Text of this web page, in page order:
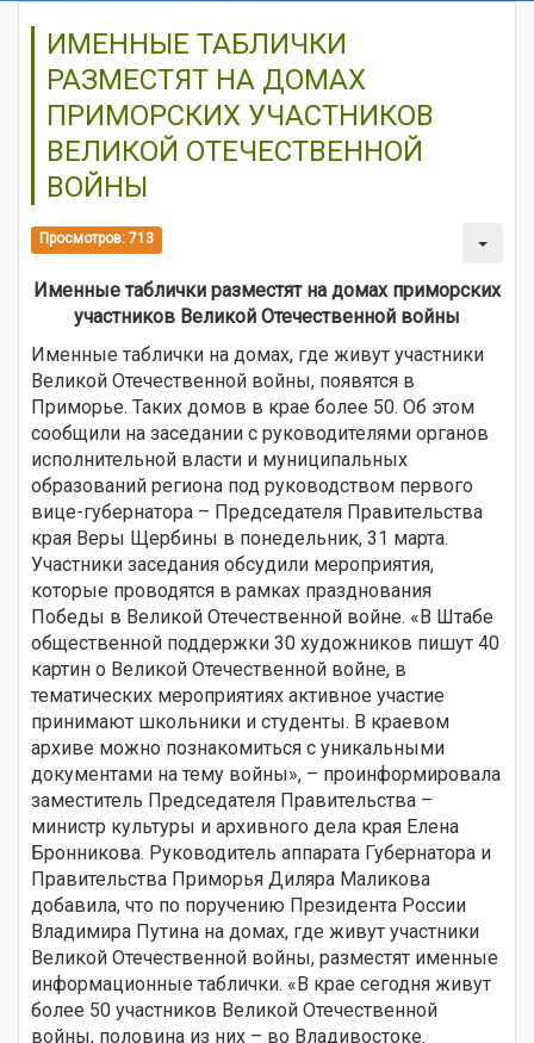
ИМЕННЫЕ ТАБЛИЧКИ
РАЗМЕСТЯТ НА ДОМАХ
ПРИМОРСКИХ УЧАСТНИКОВ
ВЕЛИКОЙ ОТЕЧЕСТВЕННОЙ
ВОЙНЫ
Просмотров: 713
Именные таблички разместят на домах приморских
участников Великой Отечественной войны
Именные таблички на домах, где живут участники
Великой Отечественной войны, появятся в
Приморье. Таких домов в крае более 50. Об этом
сообщили на заседании с руководителями органов
исполнительной власти и муниципальных
образований региона под руководством первого
вице-губернатора – Председателя Правительства
края Веры Щербины в понедельник, 31 марта.
Участники заседания обсудили мероприятия,
которые проводятся в рамках празднования
Победы в Великой Отечественной войне. «В Штабе
общественной поддержки 30 художников пишут 40
картин о Великой Отечественной войне, в
тематических мероприятиях активное участие
принимают школьники и студенты. В краевом
архиве можно познакомиться с уникальными
документами на тему войны», – проинформировала
заместитель Председателя Правительства –
министр культуры и архивного дела края Елена
Бронникова. Руководитель аппарата Губернатора и
Правительства Приморья Диляра Маликова
добавила, что по поручению Президента России
Владимира Путина на домах, где живут участники
Великой Отечественной войны, разместят именные
информационные таблички. «В крае сегодня живут
более 50 участников Великой Отечественной
войны, половина из них – во Владивостоке.